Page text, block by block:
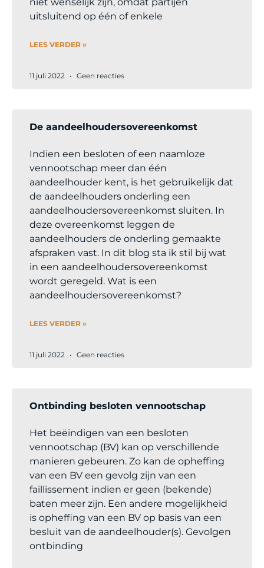
uitsluitend op één of enkele
LEES VERDER »
11 juli 2022 Geen reacties
De aandeelhoudersovereenkomst
Indien een besloten of een naamloze
vennootschap meer dan één
aandeelhouder kent, is het gebruikelijk dat
de aandeelhouders onderling een
aandeelhoudersovereenkomst sluiten. In
deze overeenkomst leggen de
aandeelhouders de onderling gemaakte
afspraken vast. In dit blog sta ik stil bij wat
in een aandeelhoudersovereenkomst
wordt geregeld. Wat is een
aandeelhoudersovereenkomst?
LEES VERDER »
11 juli 2022 Geen reacties
Ontbinding besloten vennootschap
Het beëindigen van een besloten
vennootschap (BV) kan op verschillende
manieren gebeuren. Zo kan de opheffing
van een BV een gevolg zijn van een
faillissement indien er geen (bekende)
baten meer zijn. Een andere mogelijkheid
is opheffing van een BV op basis van een
besluit van de aandeelhouder(s). Gevolgen
ontbinding